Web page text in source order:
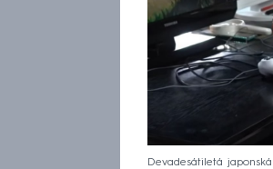
Devadesátiletá